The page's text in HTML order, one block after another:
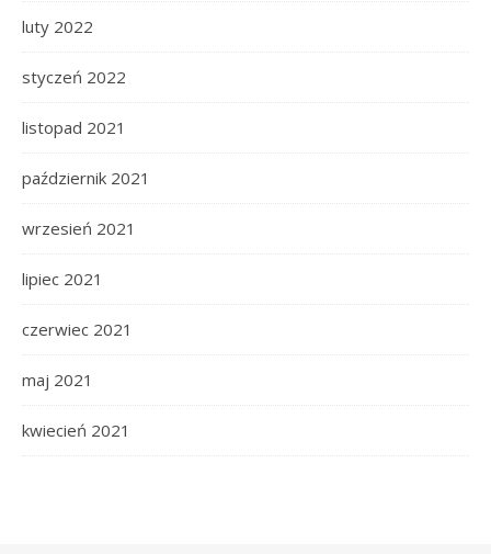
luty 2022
styczeń 2022
listopad 2021
październik 2021
wrzesień 2021
lipiec 2021
czerwiec 2021
maj 2021
kwiecień 2021